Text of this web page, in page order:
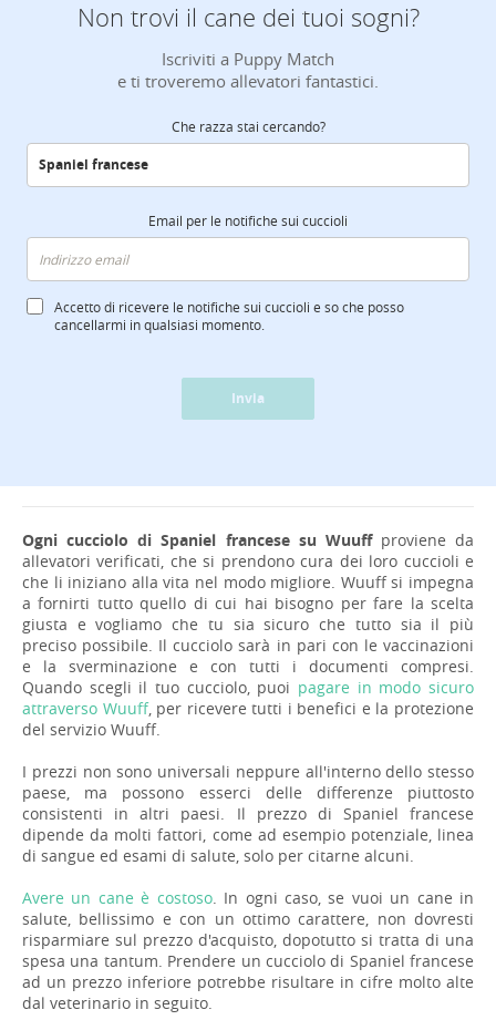
Non trovi il cane dei tuoi sogni?
Iscriviti a Puppy Match
e ti troveremo allevatori fantastici.
Che razza stai cercando?
Email per le notifiche sui cuccioli
Accetto di ricevere le notifiche sui cuccioli e so che posso
cancellarmi in qualsiasi momento.
Invia
Ogni cucciolo di Spaniel francese su Wuuffproviene da
allevatori verificati, che si prendono cura dei loro cuccioli e
che li iniziano alla vita nel modo migliore. Wuuff si impegna
a fornirti tutto quello di cui hai bisogno per fare la scelta
giusta e vogliamo che tu sia sicuro che tutto sia il più
preciso possibile. Il cucciolo sarà in pari con le vaccinazioni
e la sverminazione e con tutti i documenti compresi.
Quando scegli il tuo cucciolo, puoi pagare in modo sicuro
attraverso Wuuff, per ricevere tutti i benefici e la protezione
del servizio Wuuff.
I prezzi non sono universali neppure all'interno dello stesso
paese, ma possono esserci delle differenze piuttosto
consistenti in altri paesi. Il prezzo di Spaniel francese
dipende da molti fattori, come ad esempio potenziale, linea
di sangue ed esami di salute, solo per citarne alcuni.
Avere un cane è costoso. In ogni caso, se vuoi un cane in
salute, bellissimo e con un ottimo carattere, non dovresti
risparmiare sul prezzo d'acquisto, dopotutto si tratta di una
spesa una tantum. Prendere un cucciolo di Spaniel francese
ad un prezzo inferiore potrebbe risultare in cifre molto alte
dal veterinario in seguito.